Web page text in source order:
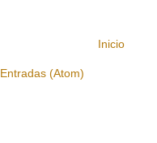
Inicio
Entradas (Atom)